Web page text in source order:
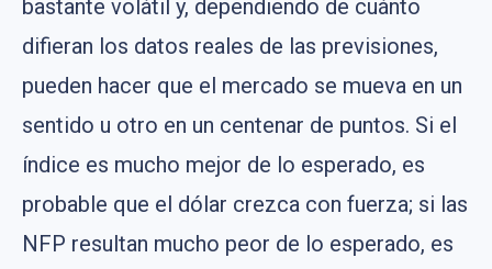
bastante volátil y, dependiendo de cuánto
difieran los datos reales de las previsiones,
pueden hacer que el mercado se mueva en un
sentido u otro en un centenar de puntos. Si el
índice es mucho mejor de lo esperado, es
probable que el dólar crezca con fuerza; si las
NFP resultan mucho peor de lo esperado, es